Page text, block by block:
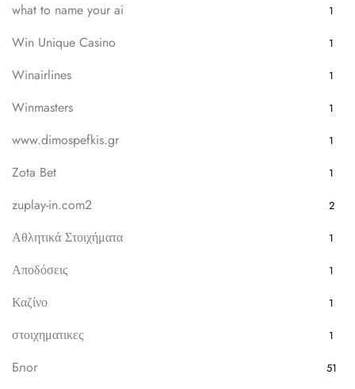
what to name your ai 1
Win Unique Casino 1
Winairlines 1
Winmasters 1
www.dimospefkis.gr 1
Zota Bet 1
zuplay-in.com2 2
Αθλητικά Στοιχήματα 1
Αποδόσεις 1
Καζίνο 1
στοιχηματικες 1
Блог 51